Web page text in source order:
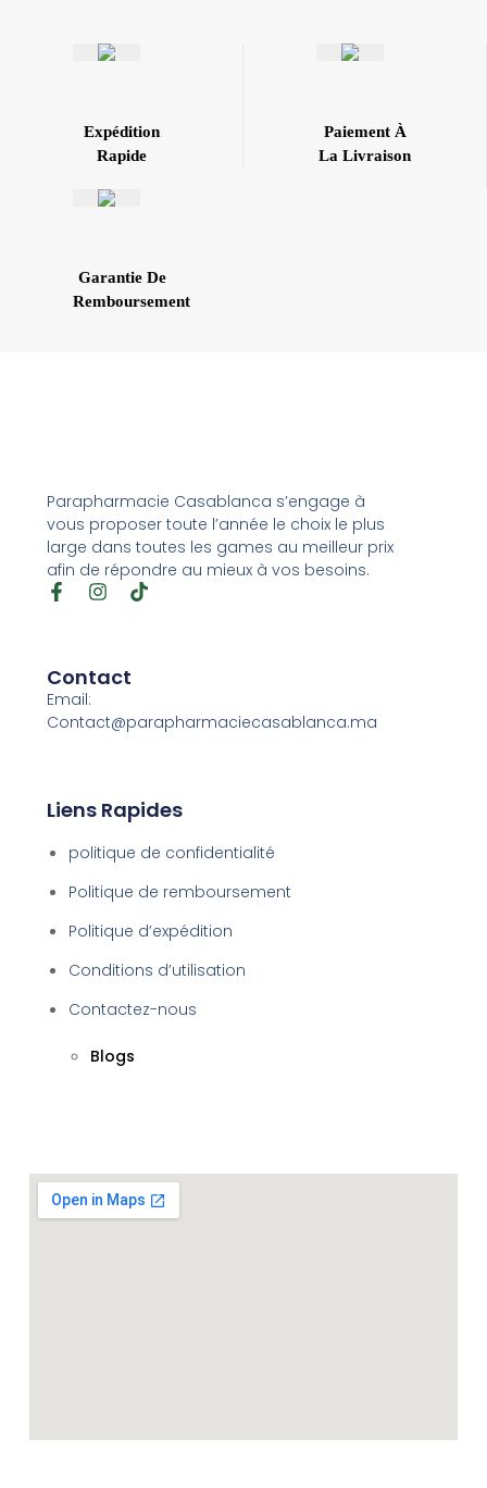
Paiement À
La Livraison
Expédition
Rapide
Garantie De
Remboursement
Parapharmacie Casablanca s’engage à
vous proposer toute l’année le choix le plus
large dans toutes les games au meilleur prix
afin de répondre au mieux à vos besoins.
Contact
Email:
Contact@parapharmaciecasablanca.ma
Liens Rapides
politique de confidentialité
Politique de remboursement
Politique d’expédition
Conditions d’utilisation
Contactez-nous
Blogs